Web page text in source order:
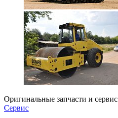
Оригинальные запчасти и сервис
Сервис